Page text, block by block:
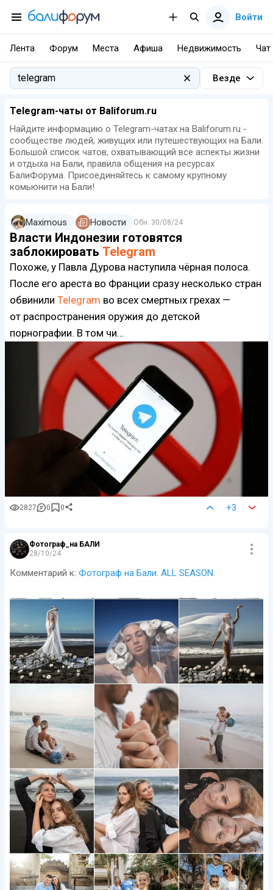
Войти
Лента Форум Места Афиша Недвижимость Чат
Везде
Telegram-чаты от Baliforum.ru
Найдите информацию о Telegram-чатах на Baliforum.ru -
сообществе людей, живущих или путешествующих на Бали.
Большой список чатов, охватывающий все аспекты жизни
и отдыха на Бали, правила общения на ресурсах
БалиФорума. Присоединяйтесь к самому крупному
комьюнити на Бали!
Maximous Новости Обн. 30/08/24
Власти Индонезии готовятся
заблокировать Telegram
Похоже, у Павла Дурова наступила чёрная полоса.
После его ареста во Франции сразу несколько стран
обвинили Telegram во всех смертных грехах —
от распространения оружия до детской
порнографии. В том чи…
2827 0 0 +3
Фотограф_на БАЛИ
28/10/24
Комментарий к: Фотограф на Бали. ALL SEASON.